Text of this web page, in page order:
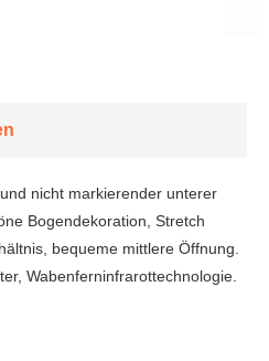
nicht markierender unterer
Bogendekoration, Stretch
bequeme mittlere Öffnung.
Wabenferninfrarottechnologie.